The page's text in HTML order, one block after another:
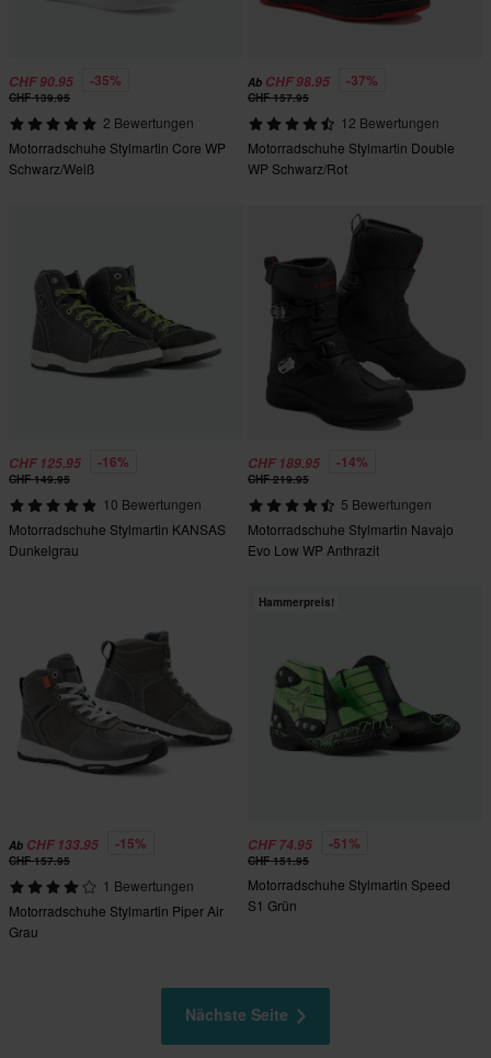
CHF 90.95 -35%
CHF 139.95
2 Bewertungen
Motorradschuhe Stylmartin Core WP
Schwarz/Weiß
Ab CHF 98.95 -37%
CHF 157.95
12 Bewertungen
Motorradschuhe Stylmartin Double
WP Schwarz/Rot
CHF 125.95 -16%
CHF 149.95
10 Bewertungen
Motorradschuhe Stylmartin KANSAS
Dunkelgrau
CHF 189.95 -14%
CHF 219.95
5 Bewertungen
Motorradschuhe Stylmartin Navajo
Evo Low WP Anthrazit
Ab CHF 133.95 -15%
CHF 157.95
1 Bewertungen
Motorradschuhe Stylmartin Piper Air
Grau
Hammerpreis!
CHF 74.95 -51%
CHF 151.95
Motorradschuhe Stylmartin Speed
S1 Grün
Nächste Seite